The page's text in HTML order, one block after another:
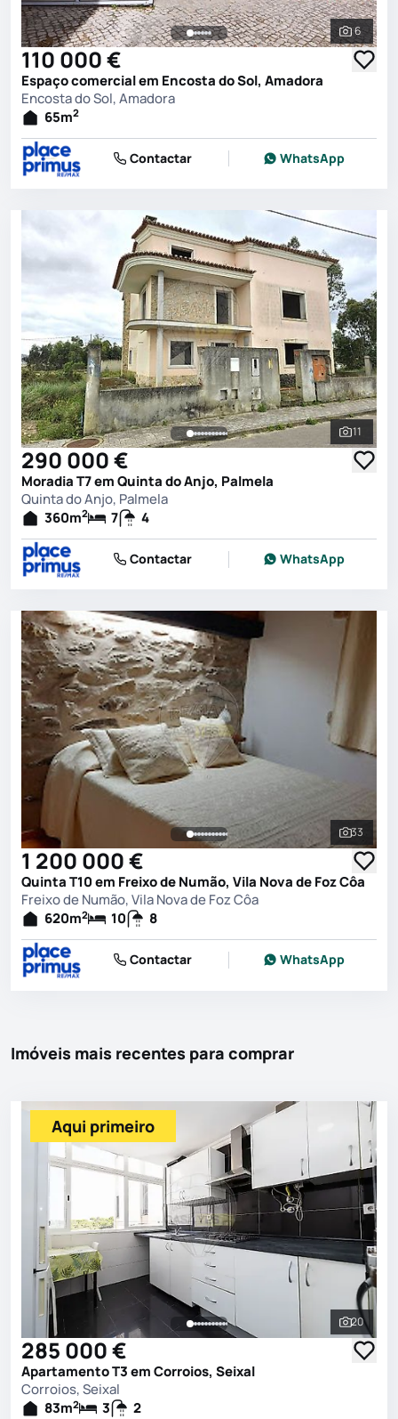
Ver
6
110 000 €
Espaço comercial em Encosta do Sol, Amadora
Encosta do Sol, Amadora
65m2
Contactar WhatsApp
Ver
11
290 000 €
Moradia T7 em Quinta do Anjo, Palmela
Quinta do Anjo, Palmela
360m2 7 4
Contactar WhatsApp
Ver
33
1 200 000 €
Quinta T10 em Freixo de Numão, Vila Nova de Foz Côa
Freixo de Numão, Vila Nova de Foz Côa
620m2 10 8
Contactar WhatsApp
Imóveis mais recentes para comprar
Ver
20
Aqui primeiro
285 000 €
Apartamento T3 em Corroios, Seixal
Corroios, Seixal
83m2 3 2